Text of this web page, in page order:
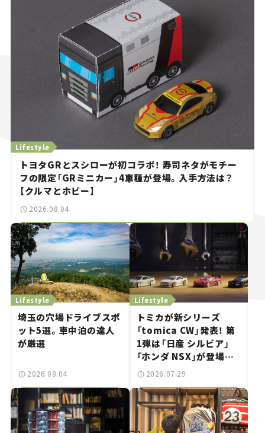
トヨタGRとスシローが初コラボ！ 寿司ネタがモチー
フの限定「GRミニカー」4車種が登場。入手方法は？
【クルマとホビー】
Lifestyle
2026.08.04
埼玉の穴場ドライブスポ
ット5選。車中泊の達人
が厳選
Lifestyle
2026.08.04
トミカが新シリーズ
「tomica CW」発表！ 第
1弾は「日産 シルビア」
「ホンダ NSX」が登場。
世界が注目す
とホビー】
Lifestyle
2026.07.29